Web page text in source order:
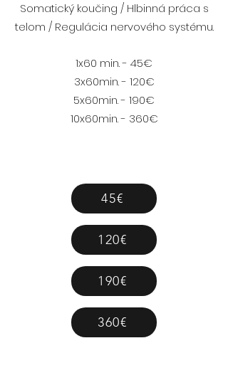
Somatický koučing / Hlbinná práca s
telom / Regulácia nervového systému.
1x60 min. - 45€
3x60min. - 120€
5x60min. - 190€
10x60min. - 360€
45€
120€
190€
360€